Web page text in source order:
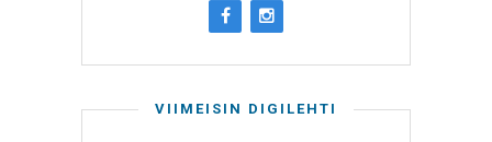
VIIMEISIN DIGILEHTI